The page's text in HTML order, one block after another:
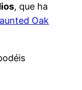
, que ha
Oak